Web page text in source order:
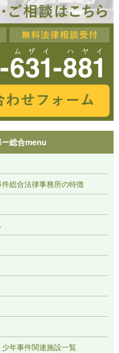
総合menu
総合法律事務所の特徴
年事件関連施設一覧